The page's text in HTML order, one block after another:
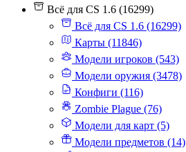
Всё для CS 1.6 (16299)
Всё для CS 1.6 (16299)
Карты (11846)
Модели игроков (543)
Модели оружия (3478)
Конфиги (116)
Zombie Plague (76)
Модели для карт (5)
Модели предметов (14)